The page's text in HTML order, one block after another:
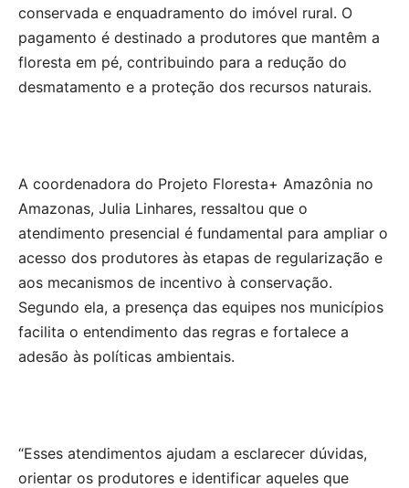
conservada e enquadramento do imóvel rural. O
pagamento é destinado a produtores que mantêm a
floresta em pé, contribuindo para a redução do
desmatamento e a proteção dos recursos naturais.
A coordenadora do Projeto Floresta+ Amazônia no
Amazonas, Julia Linhares, ressaltou que o
atendimento presencial é fundamental para ampliar o
acesso dos produtores às etapas de regularização e
aos mecanismos de incentivo à conservação.
Segundo ela, a presença das equipes nos municípios
facilita o entendimento das regras e fortalece a
adesão às políticas ambientais.
“Esses atendimentos ajudam a esclarecer dúvidas,
orientar os produtores e identificar aqueles que